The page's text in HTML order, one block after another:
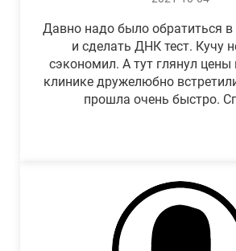
Давно надо было обратиться
и сделать ДНК тест. Кучу
сэкономил. А тут глянул
клинике дружелюбно
прошла очень быстро.